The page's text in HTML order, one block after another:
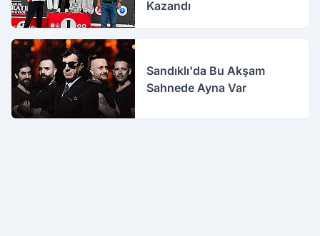
Kazandı
Sandıklı'da Bu Akşam
Sahnede Ayna Var